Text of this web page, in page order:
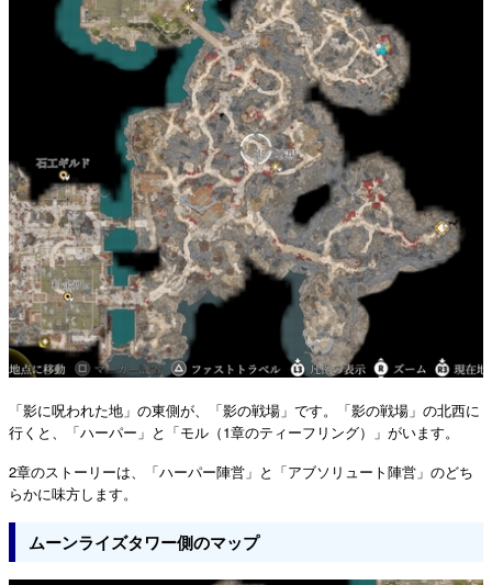
「影に呪われた地」の東側が、「影の戦場」です。「影の戦場」の北西に
行くと、「ハーパー」と「モル（1章のティーフリング）」がいます。
2章のストーリーは、「ハーパー陣営」と「アブソリュート陣営」のどち
らかに味方します。
ムーンライズタワー側のマップ